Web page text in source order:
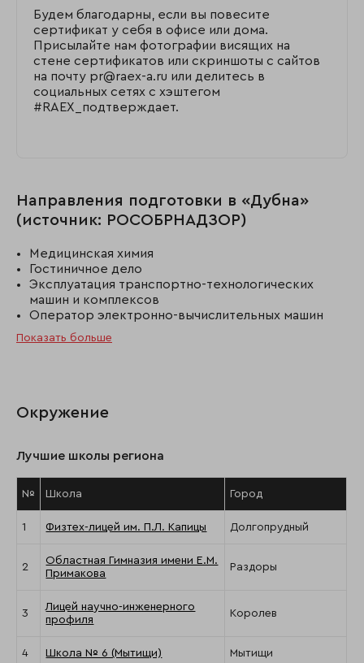
Будем благодарны, если вы повесите
сертификат у себя в офисе или дома.
Присылайте нам фотографии висящих на
стене сертификатов или скриншоты с сайтов
на почту pr@raex-a.ru или делитесь в
социальных сетях с хэштегом
#RAEX_подтверждает.
Направления подготовки в «Дубна»
(источник: РОСОБРНАДЗОР)
Медицинская химия
Гостиничное дело
Эксплуатация транспортно-технологических
машин и комплексов
Оператор электронно-вычислительных машин
Показать больше
Окружение
Лучшие школы региона
№ Школа Город
1 Физтех-лицей им. П.Л. Капицы Долгопрудный
2
Областная Гимназия имени Е.М.
Примакова
Раздоры
3
Лицей научно-инженерного
профиля
Королев
4 Школа № 6 (Мытищи) Мытищи